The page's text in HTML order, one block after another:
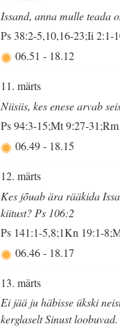
Issand, anna mulle teada
Ps 38:2-5,10,16-23;Ii
06.51 - 18.12
11. märts
Niisiis, kes enese arvab
Ps 94:3-15;Mt 9:27-
06.49- 18.15
12. märts
Kes jõuab ära rääkida
kiitust? Ps 106:2
Ps 141:1-5,8;1Kn 19:1-
06.46- 18.17
13. märts
Ei jää ju häbisse ükski
kerglaselt Sinust